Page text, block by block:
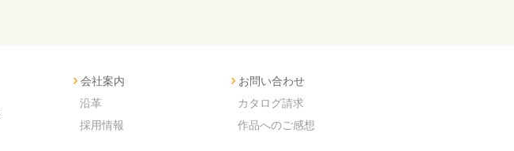
会社案内
沿革
採用情報
お問い合わせ
カタログ請求
作品へのご感想